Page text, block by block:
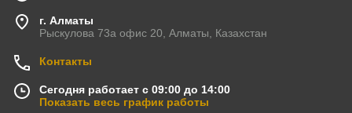
г. Алматы
Рыскулова 73а офис 20, Алматы, Казахстан
Контакты
Сегодня работает с 09:00 до 14:00
Показать весь график работы